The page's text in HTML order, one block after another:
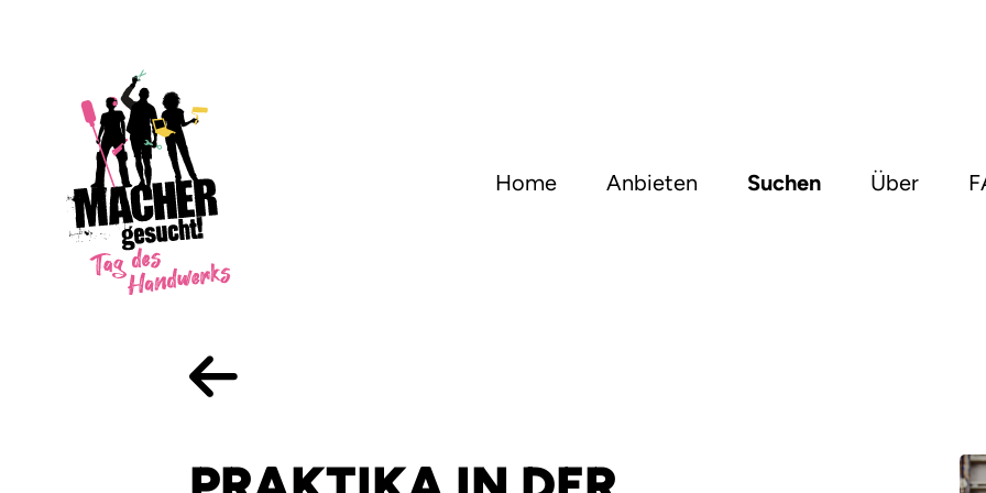
Home Anbieten Suchen Über